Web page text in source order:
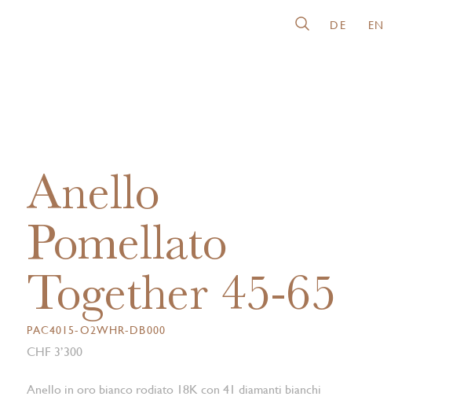
DE EN
Anello
Pomellato
Together 45-65
PAC4015-O2WHR-DB000
CHF 3’300
Anello in oro bianco rodiato 18K con 41 diamanti bianchi